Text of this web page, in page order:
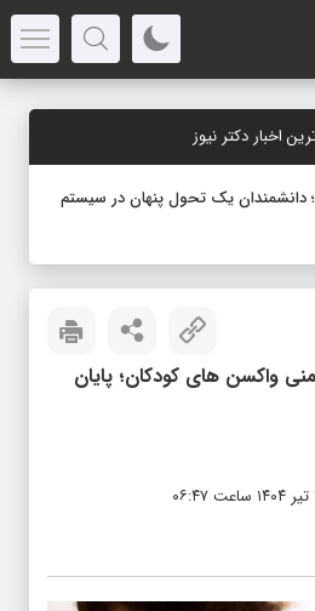
اخبار دکتر نیوز
بعد از ۵۰ سالگی؛ دانشمندان یک تحول پنهان در سیستم
واکسن‌ های کودکان؛ پایان